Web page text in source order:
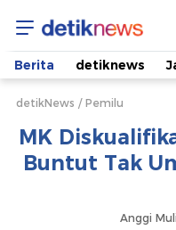
MK
Caleg
di
Tarakan
Berita detiknews
detikNews Pemilu
MK
Buntut Tak
Anggi